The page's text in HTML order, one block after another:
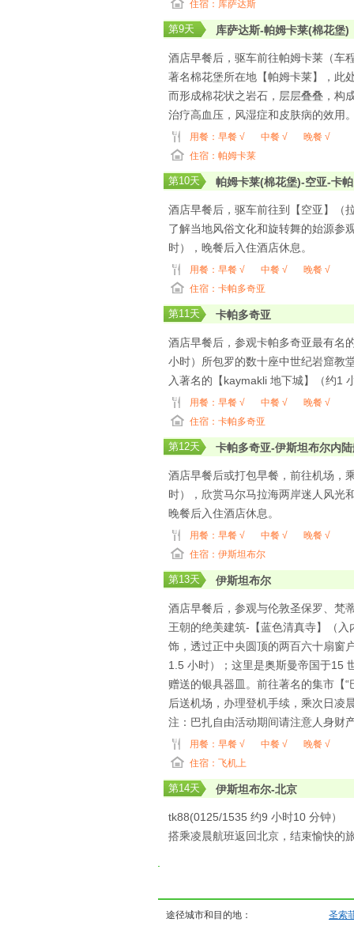
住宿：库萨达斯
第9天 库萨达斯-帕姆卡莱(棉花堡)
酒店早餐后，驱车前往帕姆卡莱（车
著名棉花堡所在地【帕姆卡莱】，此
而形成棉花状之岩石，层层叠叠，构
治疗高血压，风湿症和皮肤病的效用
用餐： 早餐 √ 中餐 √
晚餐 √
住宿：帕姆卡莱
第10天 帕姆卡莱(棉花堡)-空亚-卡
酒店早餐后，驱车前往到【空亚】（
了解当地风俗文化和旋转舞的始源参
时），晚餐后入住酒店休息。
用餐： 早餐 √ 中餐 √
晚餐 √
住宿：卡帕多奇亚
第11天 卡帕多奇亚
酒店早餐后，参观卡帕多奇亚最有名
小时）所包罗的数十座中世纪岩窟教
入著名的【kaymakli 地下城】（约1
用餐： 早餐 √ 中餐 √
晚餐 √
住宿：卡帕多奇亚
第12天 卡帕多奇亚-伊斯坦布尔内
酒店早餐后或打包早餐，前往机场，
时），欣赏马尔马拉海两岸迷人风光
晚餐后入住酒店休息。
用餐： 早餐 √ 中餐 √
晚餐 √
住宿：伊斯坦布尔
第13天 伊斯坦布尔
酒店早餐后，参观与伦敦圣保罗、梵
王朝的绝美建筑-【蓝色清真寺】（
饰，透过正中央圆顶的两百六十扇窗
1.5 小时）；这里是奥斯曼帝国于15
赠送的银具器皿。前往著名的集市【
后送机场，办理登机手续，乘次日凌
注：巴扎自由活动期间请注意人身财
用餐： 早餐 √ 中餐 √
晚餐 √
住宿：飞机上
第14天 伊斯坦布尔-北京
tk88(0125/1535 约9 小时10 分钟）
搭乘凌晨航班返回北京，结束愉快的
途径城市和目的地： 圣索